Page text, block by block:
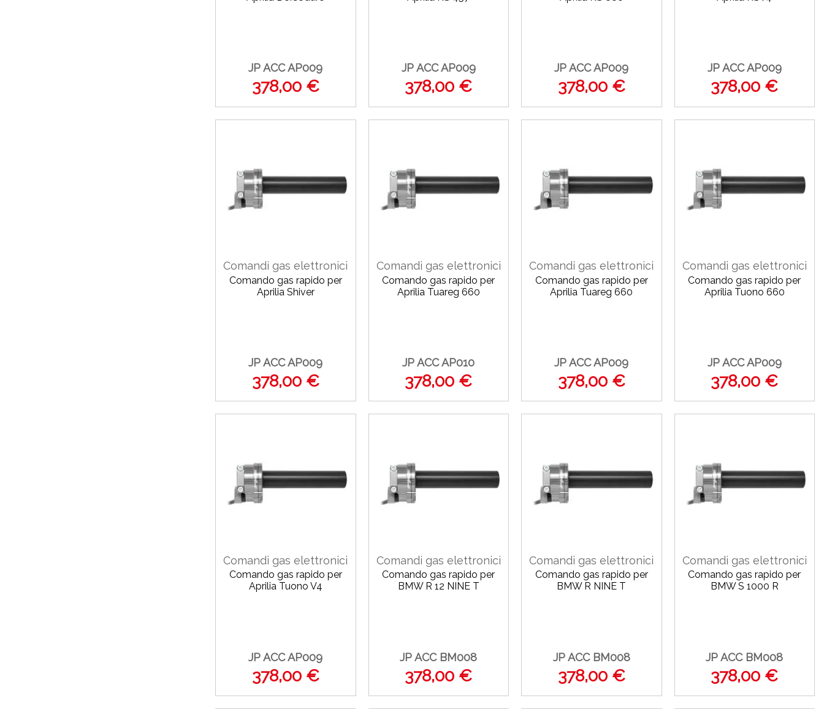
JP ACC AP009
378,00 €
JP ACC AP009
378,00 €
JP ACC AP009
378,00 €
JP ACC AP009
378,00 €
Comandi gas elettronici
Comando gas rapido per
Aprilia Shiver
JP ACC AP009
378,00 €
Comandi gas elettronici
Comando gas rapido per
Aprilia Tuareg 660
JP ACC AP010
378,00 €
Comandi gas elettronici
Comando gas rapido per
Aprilia Tuareg 660
JP ACC AP009
378,00 €
Comandi gas elettronici
Comando gas rapido per
Aprilia Tuono 660
JP ACC AP009
378,00 €
Comandi gas elettronici
Comando gas rapido per
Aprilia Tuono V4
JP ACC AP009
378,00 €
Comandi gas elettronici
Comando gas rapido per
BMW R 12 NINE T
JP ACC BM008
378,00 €
Comandi gas elettronici
Comando gas rapido per
BMW R NINE T
JP ACC BM008
378,00 €
Comandi gas elettronici
Comando gas rapido per
BMW S 1000 R
JP ACC BM008
378,00 €